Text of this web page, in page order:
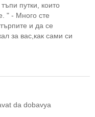
путки, които
" - Много сте
и да се
за вас,как сами си
da dobavya